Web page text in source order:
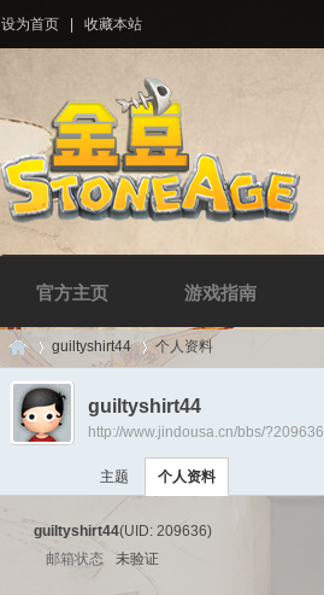
设为首页 收藏本站
官方主页 游戏指南
Di ›
guiltyshirt44 个人资料
guiltyshirt44
http://www.jindousa.cn/bbs/?209636
主题 个人资料
guiltyshirt44(UID: 209636)
邮箱状态
未验证